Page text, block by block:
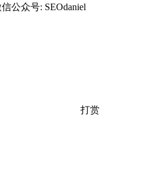
公众号: SEOdaniel
打赏